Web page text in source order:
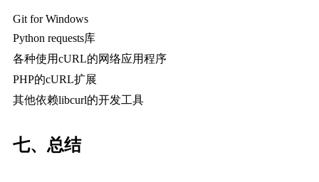
Git for Windows
Python requests库
各种使用cURL的网络应用程序
PHP的cURL扩展
其他依赖libcurl的开发工具
七、总结